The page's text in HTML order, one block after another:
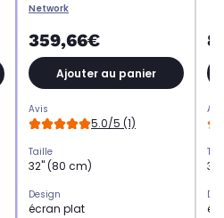
Network
359,66€
Ajouter au panier
Avis
5.0/5 (1)
Taille
32" (80 cm)
Design
écran plat